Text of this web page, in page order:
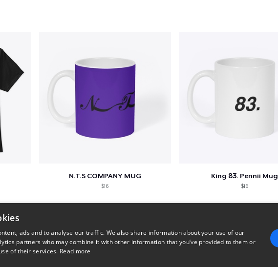
N.T.S COMPANY MUG
$16
King 83. Pennii Mug
$16
ads and to analyse our traffic. We also share information about your use of our
partners who may combine it with other information that you’ve provided to them or
of their services. Read more